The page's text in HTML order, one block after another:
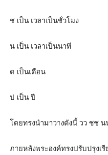
ช เป็น เวลาเป็นชั่วโมง
น เป็น เวลาเป็นนาที
ด เป็นเดือน
ป เป็น ปี
โดยทรงนำมาวางดังนี้ วว ชช
ภายหลังพระองค์ทรงปรับปรุงเ